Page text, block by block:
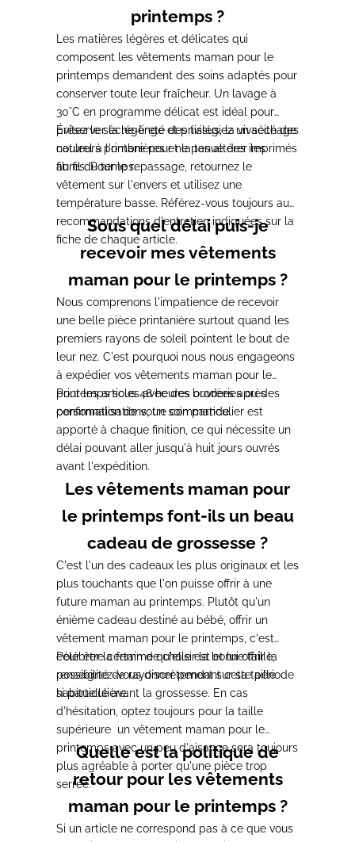
printemps ?
Les matières légères et délicates qui
composent les vêtements maman pour le
printemps demandent des soins adaptés pour
conserver toute leur fraîcheur. Un lavage à
30°C en programme délicat est idéal pour
préserver la légèreté des tissus, la vivacité des
couleurs printanières et la tenue des imprimés
au fil du temps.
Évitez le sèche-linge et privilégiez un séchage
naturel à l'ombre pour ne pas altérer les
fibres. Pour le repassage, retournez le
vêtement sur l'envers et utilisez une
température basse. Référez-vous toujours aux
recommandations d'entretien indiquées sur la
fiche de chaque article.
Sous quel délai puis-je
recevoir mes vêtements
maman pour le printemps ?
Nous comprenons l'impatience de recevoir
une belle pièce printanière surtout quand les
premiers rayons de soleil pointent le bout de
leur nez. C'est pourquoi nous nous engageons
à expédier vos vêtements maman pour le
printemps sous 48 heures ouvrées après
confirmation de votre commande.
Pour les articles avec des broderies ou des
personnalisations, un soin particulier est
apporté à chaque finition, ce qui nécessite un
délai pouvant aller jusqu'à huit jours ouvrés
avant l'expédition.
Les vêtements maman pour
le printemps font-ils un beau
cadeau de grossesse ?
C'est l'un des cadeaux les plus originaux et les
plus touchants que l'on puisse offrir à une
future maman au printemps. Plutôt qu'un
énième cadeau destiné au bébé, offrir un
vêtement maman pour le printemps, c'est
célébrer la femme qu'elle est et lui offrir la
possibilité de rayonner pendant cette période
si particulière.
Pour être certain de choisir la bonne taille,
renseignez-vous discrètement sur sa taille
habituelle avant la grossesse. En cas
d'hésitation, optez toujours pour la taille
supérieure un vêtement maman pour le
printemps avec un peu d'aisance sera toujours
plus agréable à porter qu'une pièce trop
serrée.
Quelle est la politique de
retour pour les vêtements
maman pour le printemps ?
Si un article ne correspond pas à ce que vous